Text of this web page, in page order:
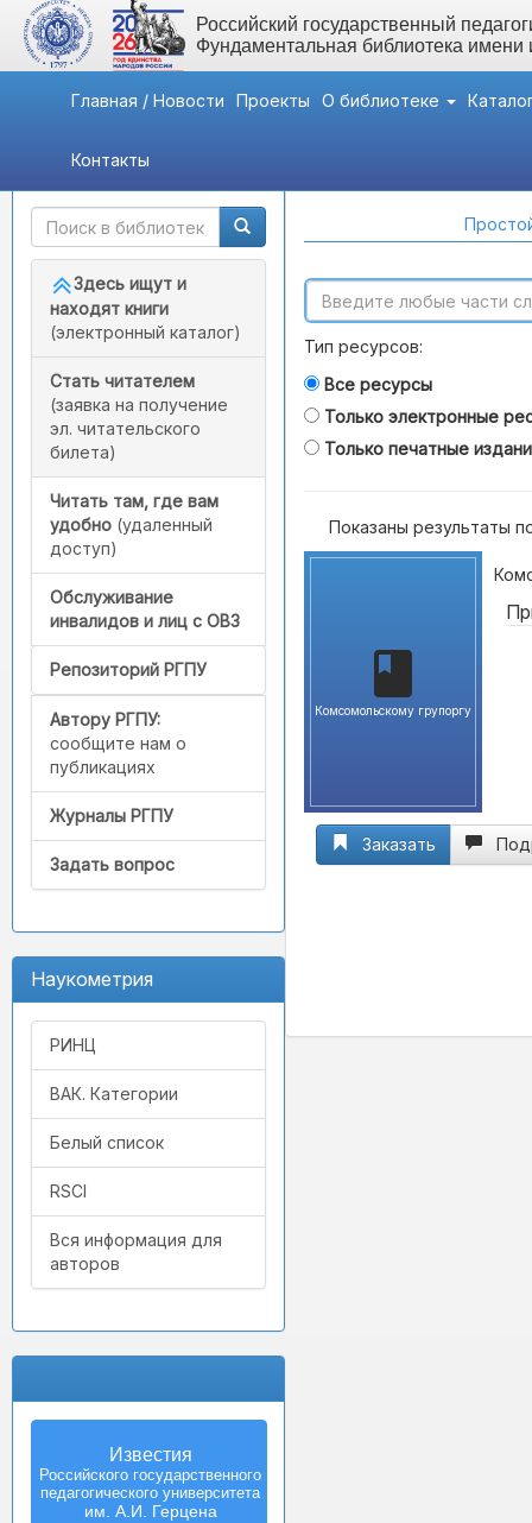
Российский государственный
Фундаментальная библиотека
Главная / Новости Проекты О библиотеке
Контакты
Быстрый доступ
Здесь ищут и
находят книги
(электронный каталог)
Стать читателем
(заявка на получение
эл. читательского
билета)
Читать там, где вам
удобно (удаленный
доступ)
Обслуживание
инвалидов и лиц с ОВЗ
Репозиторий РГПУ
Автору РГПУ:
сообщите нам о
публикациях
Журналы РГПУ
Задать вопрос
Наукометрия
РИНЦ
ВАК. Категории
Белый список
RSCI
Вся информация для
авторов
Известия
Российского государственного
педагогического университета
им. А.И. Герцена
Тип ресурсов:
Все ресурсы
Только электронные
Только печатные
Показаны результаты
Комсомольскому групоргу
Заказать